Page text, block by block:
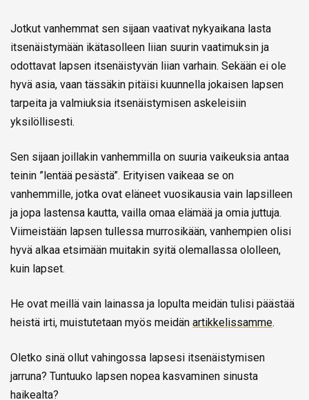
Jotkut vanhemmat sen sijaan vaativat nykyaikana lasta
itsenäistymään ikätasolleen liian suurin vaatimuksin ja
odottavat lapsen itsenäistyvän liian varhain. Sekään ei ole
hyvä asia, vaan tässäkin pitäisi kuunnella jokaisen lapsen
tarpeita ja valmiuksia itsenäistymisen askeleisiin
yksilöllisesti.
Sen sijaan joillakin vanhemmilla on suuria vaikeuksia antaa
teinin ”lentää pesästä”. Erityisen vaikeaa se on
vanhemmille, jotka ovat eläneet vuosikausia vain lapsilleen
ja jopa lastensa kautta, vailla omaa elämää ja omia juttuja.
Viimeistään lapsen tullessa murrosikään, vanhempien olisi
hyvä alkaa etsimään muitakin syitä olemallassa ololleen,
kuin lapset.
He ovat meillä vain lainassa ja lopulta meidän tulisi päästää
heistä irti, muistutetaan myös meidän artikkelissamme.
Oletko sinä ollut vahingossa lapsesi itsenäistymisen
jarruna? Tuntuuko lapsen nopea kasvaminen sinusta
haikealta?